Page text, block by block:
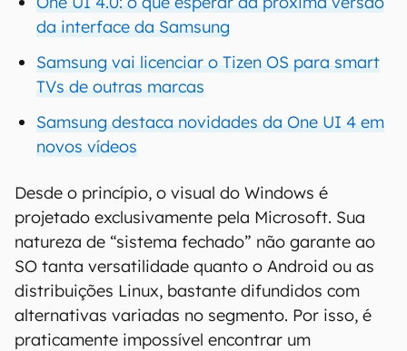
da interface da Samsung
Samsung vai licenciar o Tizen OS para smart
TVs de outras marcas
Samsung destaca novidades da One UI 4 em
novos vídeos
Desde o princípio, o visual do Windows é
projetado exclusivamente pela Microsoft. Sua
natureza de “sistema fechado” não garante ao
SO tanta versatilidade quanto o Android ou as
distribuições Linux, bastante difundidos com
alternativas variadas no segmento. Por isso, é
praticamente impossível encontrar um